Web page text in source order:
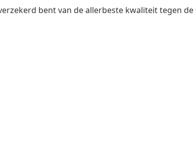
bent van de allerbeste kwaliteit tegen